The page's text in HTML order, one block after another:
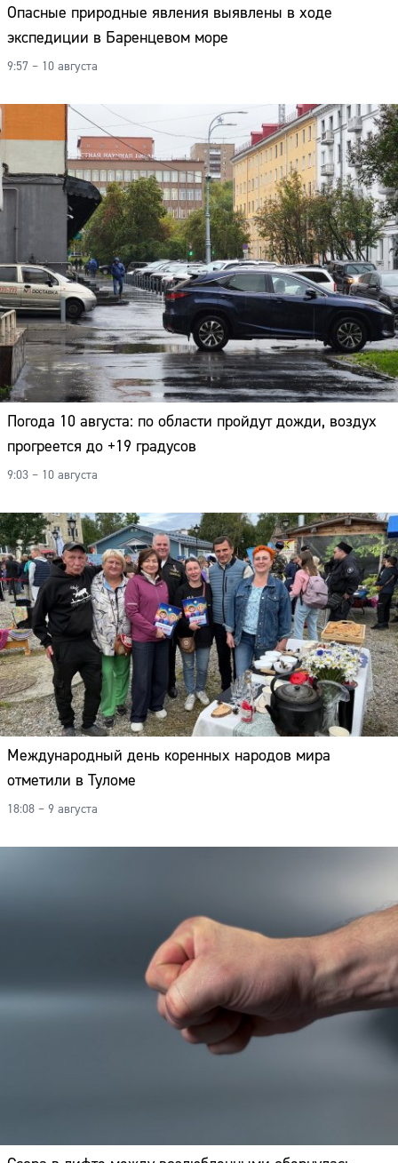
Опасные природные явления выявлены в ходе
экспедиции в Баренцевом море
9:57 – 10 августа
Погода 10 августа: по области пройдут дожди, воздух
прогреется до +19 градусов
9:03 – 10 августа
Международный день коренных народов мира
отметили в Туломе
18:08 – 9 августа